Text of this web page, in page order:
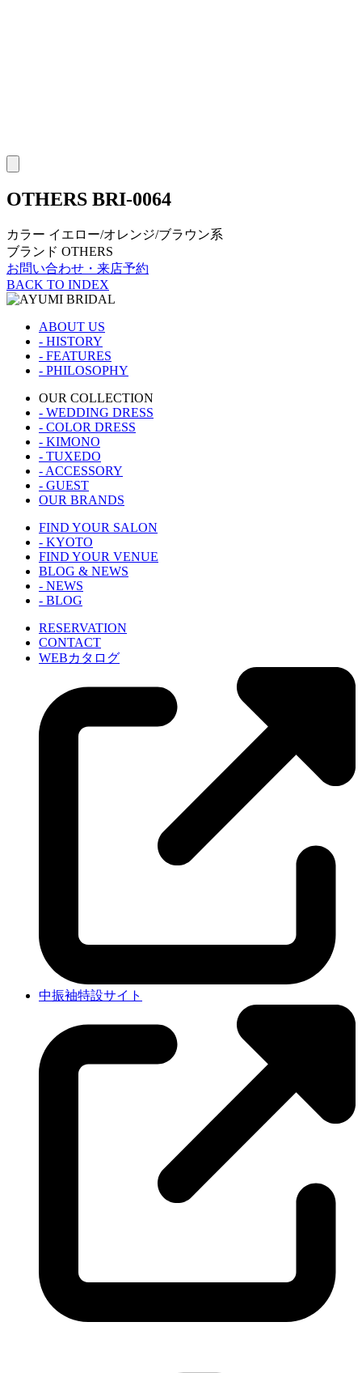
OTHERS BRI-0064
カラー イエロー/オレンジ/ブラウン系
ブランド OTHERS
お問い合わせ・来店予約
BACK TO INDEX
ABOUT US
- HISTORY
- FEATURES
- PHILOSOPHY
OUR COLLECTION
- WEDDING DRESS
- COLOR DRESS
- KIMONO
- TUXEDO
- ACCESSORY
- GUEST
OUR BRANDS
FIND YOUR SALON
- KYOTO
FIND YOUR VENUE
BLOG & NEWS
- NEWS
- BLOG
RESERVATION
CONTACT
WEBカタログ
中振袖特設サイト